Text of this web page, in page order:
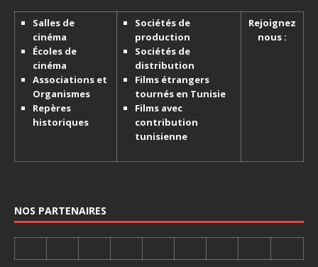
Salles de
cinéma
Écoles de
cinéma
Associations et
Organismes
Repères
historiques
Sociétés de
production
Sociétés de
distribution
Films étrangers
tournés en Tunisie
Films avec
contribution
tunisienne
Rejoignez
nous :
NOS PARTENAIRES